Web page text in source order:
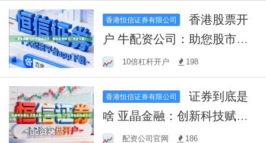
香港恒信证券有限公司
香港股票开
户 牛配资公司：助您股市腾
飞，专业可靠！
10倍杠杆开户 198
香港恒信证券有限公司
证券到底是
啥 亚晶金融：创新科技赋
能，打造智能金融新生态
配资公司官网 186